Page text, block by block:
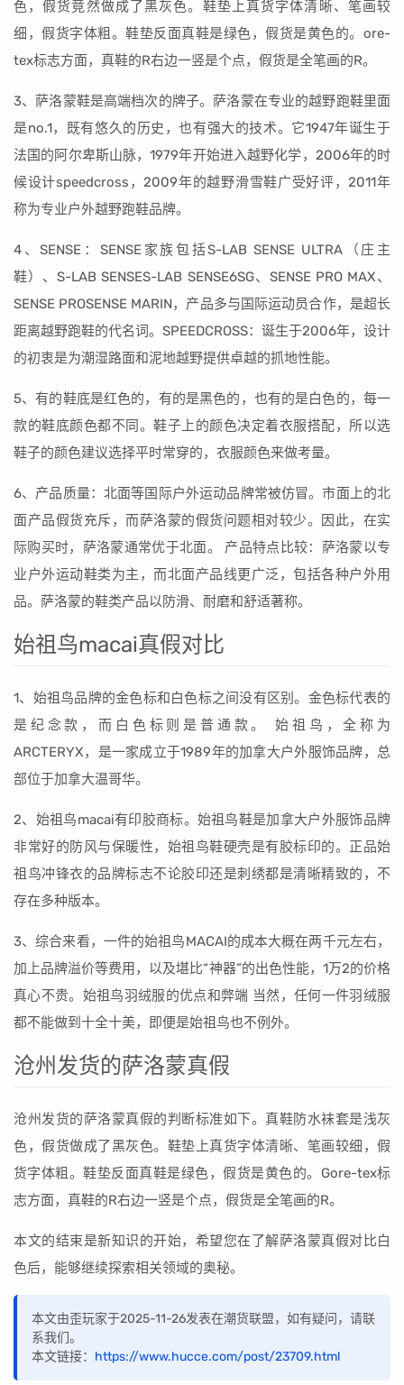
色，假货竟然做成了黑灰色。鞋垫上真货字体清晰、笔画较
细，假货字体粗。鞋垫反面真鞋是绿色，假货是黄色的。ore-
tex标志方面，真鞋的R右边一竖是个点，假货是全笔画的R。
3、萨洛蒙鞋是高端档次的牌子。萨洛蒙在专业的越野跑鞋里面
是no.1，既有悠久的历史，也有强大的技术。它1947年诞生于
法国的阿尔卑斯山脉，1979年开始进入越野化学，2006年的时
候设计speedcross，2009年的越野滑雪鞋广受好评，2011年
称为专业户外越野跑鞋品牌。
4、SENSE：SENSE家族包括S-LAB SENSE ULTRA（庄主
鞋）、S-LAB SENSES-LAB SENSE6SG、SENSE PRO MAX、
SENSE PROSENSE MARIN，产品多与国际运动员合作，是超长
距离越野跑鞋的代名词。SPEEDCROSS：诞生于2006年，设计
的初衷是为潮湿路面和泥地越野提供卓越的抓地性能。
5、有的鞋底是红色的，有的是黑色的，也有的是白色的，每一
款的鞋底颜色都不同。鞋子上的颜色决定着衣服搭配，所以选
鞋子的颜色建议选择平时常穿的，衣服颜色来做考量。
6、产品质量：北面等国际户外运动品牌常被仿冒。市面上的北
面产品假货充斥，而萨洛蒙的假货问题相对较少。因此，在实
际购买时，萨洛蒙通常优于北面。 产品特点比较：萨洛蒙以专
业户外运动鞋类为主，而北面产品线更广泛，包括各种户外用
品。萨洛蒙的鞋类产品以防滑、耐磨和舒适著称。
始祖鸟macai真假对比
1、始祖鸟品牌的金色标和白色标之间没有区别。金色标代表的
是纪念款，而白色标则是普通款。 始祖鸟，全称为
ARCTERYX，是一家成立于1989年的加拿大户外服饰品牌，总
部位于加拿大温哥华。
2、始祖鸟macai有印胶商标。始祖鸟鞋是加拿大户外服饰品牌
非常好的防风与保暖性，始祖鸟鞋硬壳是有胶标印的。正品始
祖鸟冲锋衣的品牌标志不论胶印还是刺绣都是清晰精致的，不
存在多种版本。
3、综合来看，一件的始祖鸟MACAI的成本大概在两千元左右，
加上品牌溢价等费用，以及堪比“神器”的出色性能，1万2的价格
真心不贵。始祖鸟羽绒服的优点和弊端 当然，任何一件羽绒服
都不能做到十全十美，即便是始祖鸟也不例外。
沧州发货的萨洛蒙真假
沧州发货的萨洛蒙真假的判断标准如下。真鞋防水袜套是浅灰
色，假货做成了黑灰色。鞋垫上真货字体清晰、笔画较细，假
货字体粗。鞋垫反面真鞋是绿色，假货是黄色的。Gore-tex标
志方面，真鞋的R右边一竖是个点，假货是全笔画的R。
本文的结束是新知识的开始，希望您在了解萨洛蒙真假对比白
色后，能够继续探索相关领域的奥秘。
本文由歪玩家于2025-11-26发表在潮货联盟，如有疑问，请联
系我们。
本文链接： https://www.hucce.com/post/23709.html